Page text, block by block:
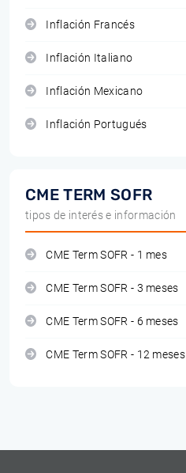
Inflación Francés
Inflación Italiano
Inflación Mexicano
Inflación Portugués
CME TERM SOFR
tipos de interés e información
CME Term SOFR - 1 mes
CME Term SOFR - 3 meses
CME Term SOFR - 6 meses
CME Term SOFR - 12 meses